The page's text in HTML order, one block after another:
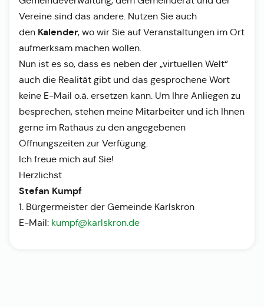
Vereine sind das andere. Nutzen Sie auch
den Kalender, wo wir Sie auf Veranstaltungen im Ort
aufmerksam machen wollen.
Nun ist es so, dass es neben der „virtuellen Welt“
auch die Realität gibt und das gesprochene Wort
keine E-Mail o.ä. ersetzen kann. Um Ihre Anliegen zu
besprechen, stehen meine Mitarbeiter und ich Ihnen
gerne im Rathaus zu den angegebenen
Öffnungszeiten zur Verfügung.
Ich freue mich auf Sie!
Herzlichst
Stefan Kumpf
1. Bürgermeister der Gemeinde Karlskron
E-Mail: kumpf@karlskron.de